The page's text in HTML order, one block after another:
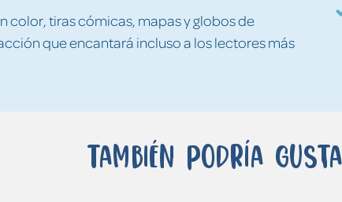
color, tiras cómicas, mapas y globos de
que encantará incluso a los lectores más
También podría